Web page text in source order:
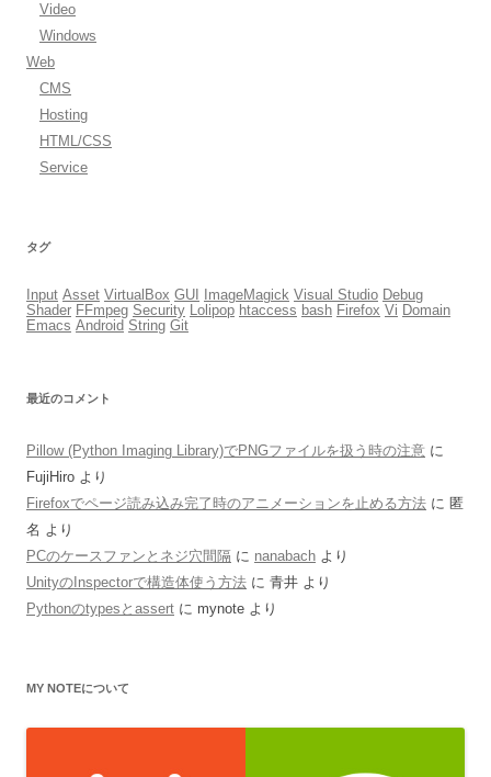
Video
Windows
Web
CMS
Hosting
HTML/CSS
Service
タグ
Input Asset VirtualBox GUI ImageMagick Visual Studio Debug
Shader FFmpeg Security Lolipop htaccess bash Firefox Vi Domain
Emacs Android String Git
最近のコメント
Pillow (Python Imaging Library)でPNGファイルを扱う時の注意 に
FujiHiro より
Firefoxでページ読み込み完了時のアニメーションを止める方法 に 匿
名 より
PCのケースファンとネジ穴間隔 に nanabach より
UnityのInspectorで構造体使う方法 に 青井 より
Pythonのtypesとassert に mynote より
MY NOTEについて